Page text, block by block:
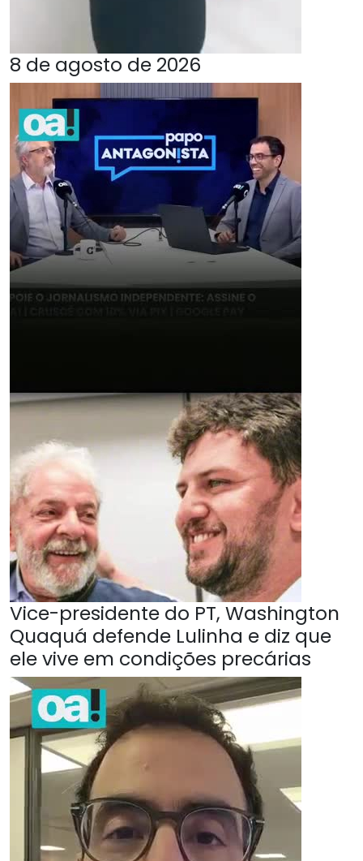
8 de agosto de 2026
Vice-presidente do PT, Washington
Quaquá defende Lulinha e diz que
ele vive em condições precárias